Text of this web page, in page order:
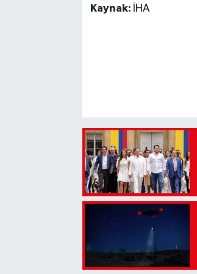
Kaynak: İHA